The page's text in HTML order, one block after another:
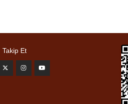
Takip Et